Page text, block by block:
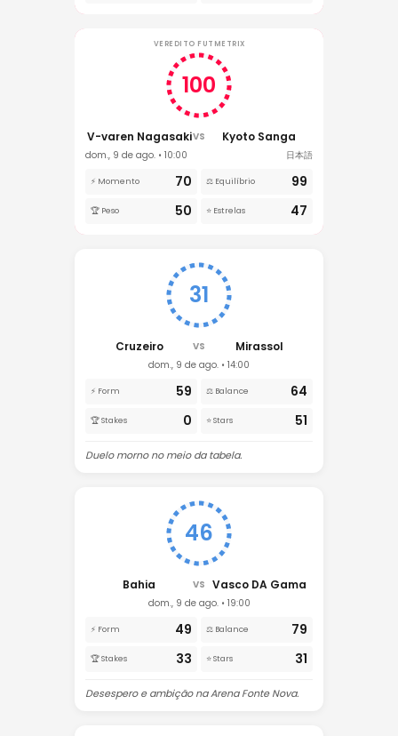
VEREDITO FUTMETRIX
100
V-varen NagasakiVS Kyoto Sanga
dom., 9 de ago. • 10:00 日本語
⚡ Momento 70 ⚖️ Equilíbrio 99
🏆 Peso 50 ⭐ Estrelas 47
31
Cruzeiro VS Mirassol
dom., 9 de ago. • 14:00
⚡ Form 59 ⚖️ Balance 64
🏆 Stakes 0 ⭐ Stars 51
Duelo morno no meio da tabela.
46
Bahia VS Vasco DA Gama
dom., 9 de ago. • 19:00
⚡ Form 49 ⚖️ Balance 79
🏆 Stakes 33 ⭐ Stars 31
Desespero e ambição na Arena Fonte Nova.